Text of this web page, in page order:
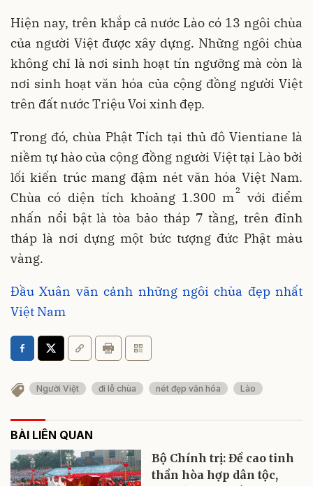
Hiện nay, trên khắp cả nước Lào có 13 ngôi chùa
của người Việt được xây dựng. Những ngôi chùa
không chỉ là nơi sinh hoạt tín ngưỡng mà còn là
nơi sinh hoạt văn hóa của cộng đồng người Việt
trên đất nước Triệu Voi xinh đẹp.
Trong đó, chùa Phật Tích tại thủ đô Vientiane là
niềm tự hào của cộng đồng người Việt tại Lào bởi
lối kiến trúc mang đậm nét văn hóa Việt Nam.
Chùa có diện tích khoảng 1.300 m 2
với điểm
nhấn nổi bật là tòa bảo tháp 7 tầng, trên đỉnh
tháp là nơi dựng một bức tượng đức Phật màu
vàng.
Đầu Xuân vãn cảnh những ngôi chùa đẹp nhất
Việt Nam
Người Việt đi lễ chùa nét đẹp văn hóa Lào
BÀI LIÊN QUAN
Bộ Chính trị: Đề cao tinh
thần hòa hợp dân tộc,